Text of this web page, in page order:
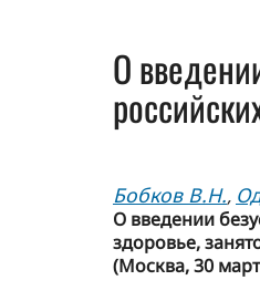
О
Бобков В.Н.,
О введении
здоровье,
(Москва, 30